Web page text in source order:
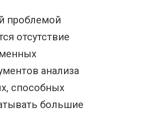
проблемой
отсутствие
анализа
способных
большие